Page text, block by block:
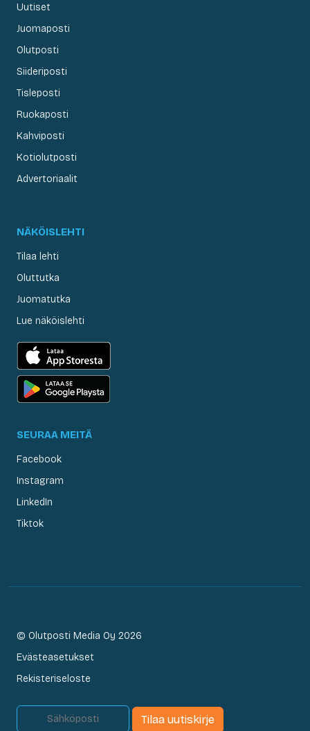
Uutiset
Juomaposti
Olutposti
Siideriposti
Tisleposti
Ruokaposti
Kahviposti
Kotiolutposti
Advertoriaalit
NÄKÖISLEHTI
Tilaa lehti
Oluttutka
Juomatutka
Lue näköislehti
SEURAA MEITÄ
Facebook
Instagram
LinkedIn
Tiktok
© Olutposti Media Oy 2026
Evästeasetukset
Rekisteriseloste
Tilaa uutiskirje